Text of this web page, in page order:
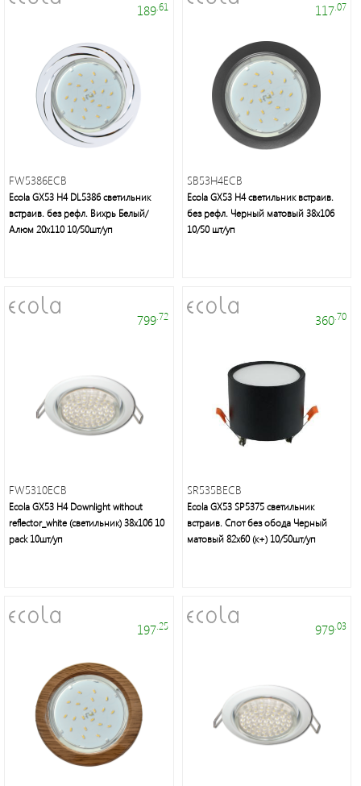
Профессиональные
гирлянды
праздничное
освещение
бра,
Электроустановочные
изделия
декоративное
освещение
189.61
FW5386ECB
Ecola GX53 H4 DL5386 светильник
встраив. без рефл. Вихрь Белый/
Алюм 20x110 10/50шт/уп
117.07
SB53H4ECB
Ecola GX53 H4 светильник встраив.
без рефл. Черный матовый 38x106
10/50 шт/уп
799.72
FW5310ECB
Ecola GX53 H4 Downlight without
reflector_white (светильник) 38x106 10
pack 10шт/уп
360.70
SR535BECB
Ecola GX53 SP5375 светильник
встраив. Спот без обода Черный
матовый 82х60 (к+) 10/50шт/уп
197 .25 979.03